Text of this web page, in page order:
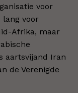
voor
lang voor
Afrika, maar
aartsvijand Iran
de Verenigde